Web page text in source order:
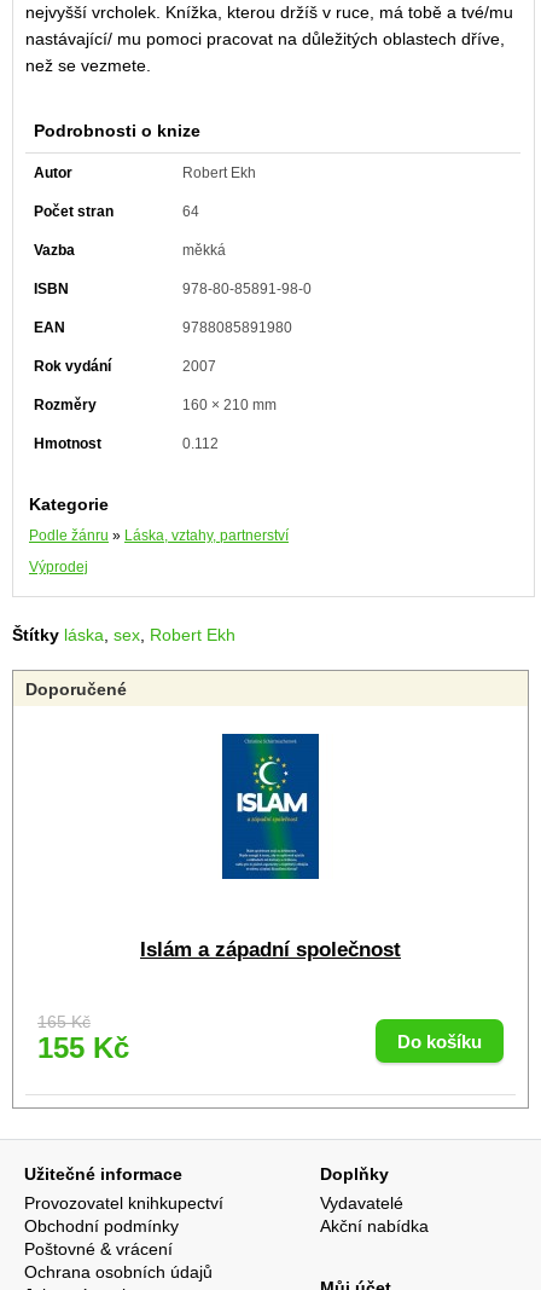
nejvyšší vrcholek. Knížka, kterou držíš v ruce, má tobě a tvé/mu
nastávající/ mu pomoci pracovat na důležitých oblastech dříve,
než se vezmete.
Podrobnosti o knize
Autor Robert Ekh
Počet stran 64
Vazba měkká
ISBN 978-80-85891-98-0
EAN 9788085891980
Rok vydání 2007
Rozměry 160 × 210 mm
Hmotnost 0.112
Kategorie
Podle žánru » Láska, vztahy, partnerství
Výprodej
Štítky láska sex Robert Ekh
Doporučené
Islám a západní společnost
165 Kč
155 Kč
Užitečné informace
Provozovatel knihkupectví
Obchodní podmínky
Poštovné & vrácení
Ochrana osobních údajů
Doplňky
Vydavatelé
Akční nabídka